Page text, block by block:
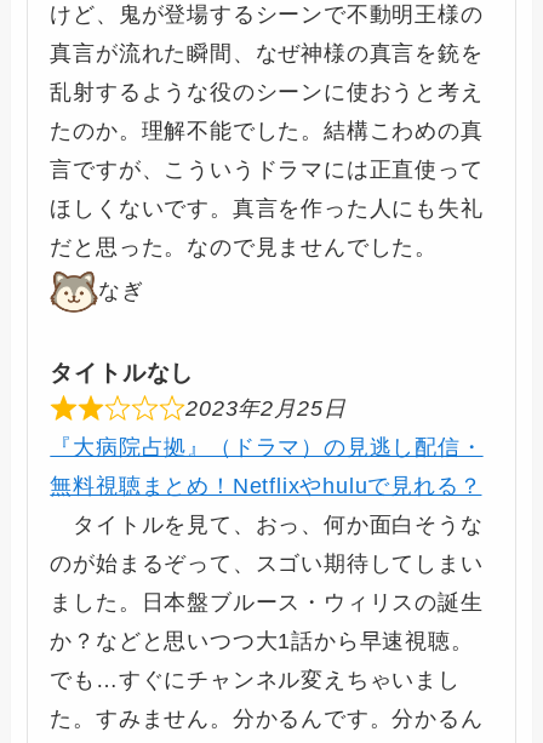
けど、鬼が登場するシーンで不動明王様の
真言が流れた瞬間、なぜ神様の真言を銃を
乱射するような役のシーンに使おうと考え
たのか。理解不能でした。結構こわめの真
言ですが、こういうドラマには正直使って
ほしくないです。真言を作った人にも失礼
だと思った。なので見ませんでした。
なぎ
タイトルなし
2023年2月25日
『大病院占拠』（ドラマ）の見逃し配信・
無料視聴まとめ！Netflixやhuluで見れる？
タイトルを見て、おっ、何か面白そうな
のが始まるぞって、スゴい期待してしまい
ました。日本盤ブルース・ウィリスの誕生
か？などと思いつつ大1話から早速視聴。
でも…すぐにチャンネル変えちゃいまし
た。すみません。分かるんです。分かるん